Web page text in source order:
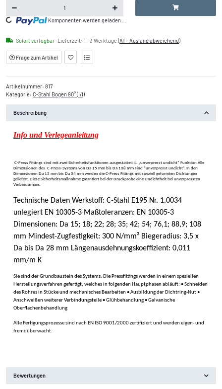
Loading... Komponenten werden geladen ...
Sofort verfügbar Lieferzeit: 1 - 3 Werktage(AT - Ausland abweichend)
Frage zum Artikel
Artikelnummer: 817
Kategorie: C-Stahl Bogen 90° (I/I)
Beschreibung
Info und Verlegeanleitung
C-Press Fittings sind mit zwei Sicherheitsfunktionen ausgestattet: 1. „unverpresst undicht“ Funktion Alle
Dimensionen des C-Press-Systems von Da 15 mm bis Da 108 mm sind “unverpresst undicht“. In den
Dimensionen Da 15 mm bis Da 54 mm werden die C-Press Fittings mit speziell geformten Dichtungen
geliefert. Diese Sicherheitsmaßnahme garantiert bei der Druckprobe eine Undichtheit bei unverpressten
Verbindungen.
Technische Daten Werkstoff: C-Stahl E195 Nr. 1.0034
unlegiert EN 10305-3 Maßtoleranzen: EN 10305-3
Dimensionen: Da 15; 18; 22; 28; 35; 42; 54; 76,1; 88,9; 108
mm Mindest-Zugfestigkeit: 300 N/mm² Biegeradius: 3,5 x
Da bis Da 28 mm Längenausdehnungskoeffizient: 0,011
mm/m K
Sie sind der Grundbaustein des Systems. Die Pressfittings werden in einem speziellen
Herstellungsverfahren gefertigt, welches in folgenden Hauptphasen abläuft: • Schneiden
des Rohres in Stücke und mechanisches Bearbeiten • Ausbildung der Dichtring-Nut •
Anschweißen weiterer Verbindungsteile • Glühbehandlung • Galvanische
Oberflächenbehandlung
Alle Fertigungsprozesse sind nach EN ISO 9001/2000 zertifiziert und werden eigen- und
fremdüberwacht.
Bewertungen